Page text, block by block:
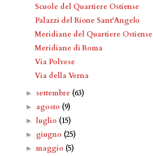
Scuole del Quartiere Ostiense
Palazzi del Rione Sant'Angelo
Meridiane del Quartiere Ostiense
Meridiane di Roma
Via Polvese
Via della Verna
► settembre (63)
► agosto (9)
►luglio (15)
► giugno (25)
►maggio (5)